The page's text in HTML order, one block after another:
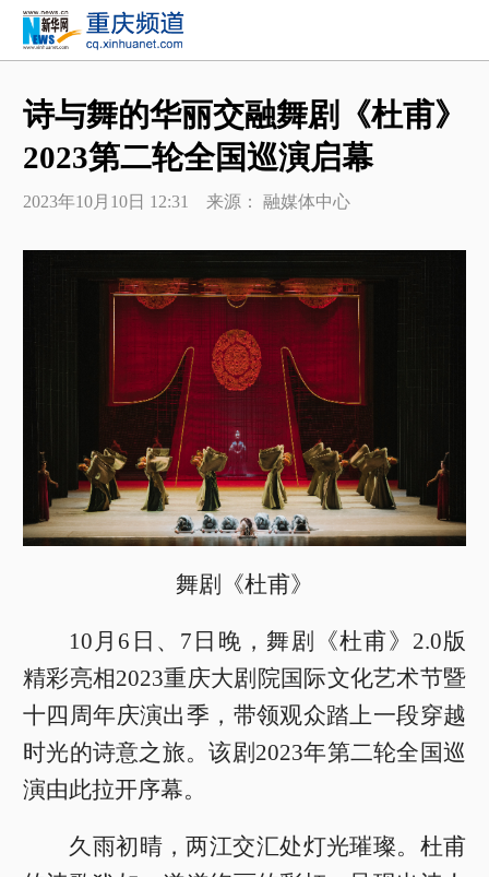
诗与舞的华丽交融舞剧《杜甫》
2023第二轮全国巡演启幕
2023年10月10日 12:31 来源： 融媒体中心
舞剧《杜甫》
10月6日、7日晚，舞剧《杜甫》2.0版
精彩亮相2023重庆大剧院国际文化艺术节暨
十四周年庆演出季，带领观众踏上一段穿越
时光的诗意之旅。该剧2023年第二轮全国巡
演由此拉开序幕。
久雨初晴，两江交汇处灯光璀璨。杜甫